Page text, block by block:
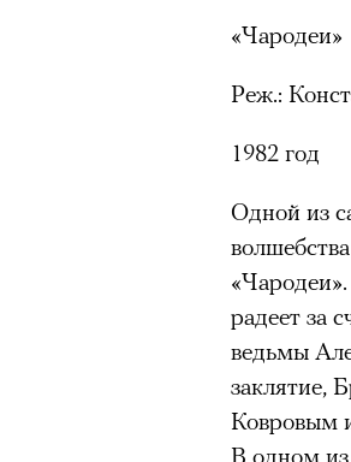
«Чародеи»
Реж.:
1982 год
Одной из
радеет за
ведьмы
заклятие,
Ковровым
В одном из